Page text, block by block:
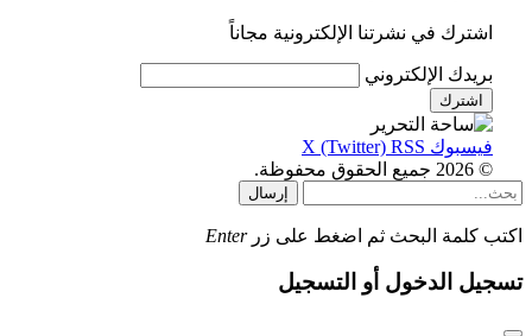
اشترك في نشرتنا الإلكترونية مجاناً
بريدك الإلكتروني
فيسبوك X (Twitter) RSS
© 2026 جميع الحقوق محفوظة.
إرسال
اكتب كلمة البحث ثم اضغط على زر Enter
تسجيل الدخول أو التسجيل